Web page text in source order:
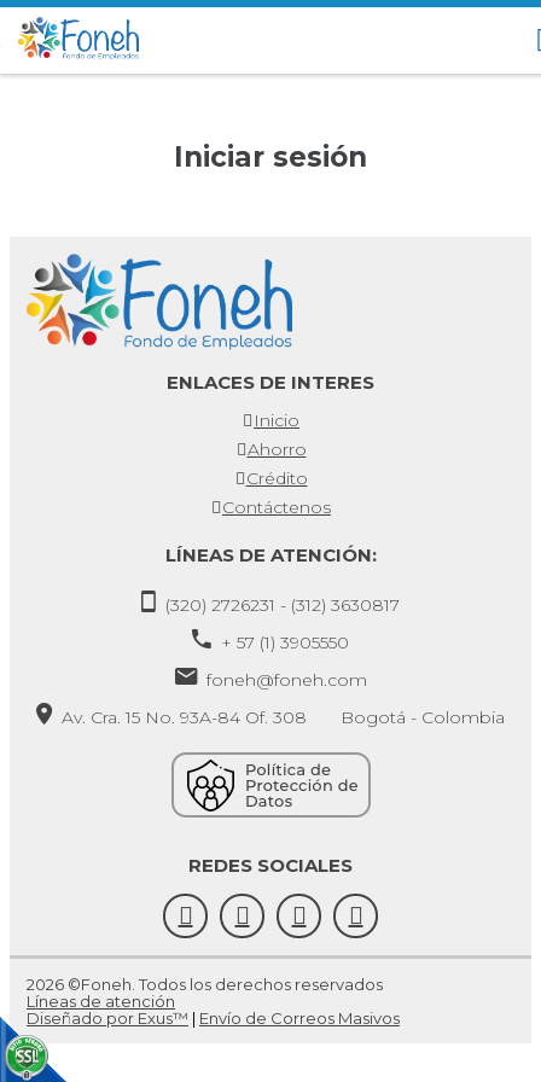
Iniciar sesión
ENLACES DE INTERES
Inicio
Ahorro
Crédito
Contáctenos
LÍNEAS DE ATENCIÓN:
(320) 2726231 - (312) 3630817
+ 57 (1) 3905550
foneh@foneh.com
Av. Cra. 15 No. 93A-84 Of. 308 Bogotá - Colombia
REDES SOCIALES
2026 ©Foneh. Todos los derechos reservados
Líneas de atención
Diseñado por Exus™ | Envío de Correos Masivos